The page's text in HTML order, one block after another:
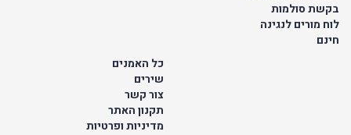
בקשת סולמות
לוח מורים לנגינה
חינם
כל האמנים
שירים
צור קשר
תקנון האתר
מדיניות ופרטיות